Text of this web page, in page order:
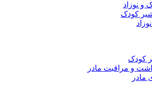
و نوزاد
کودک
کودک
و مراقبت مادر
مادر